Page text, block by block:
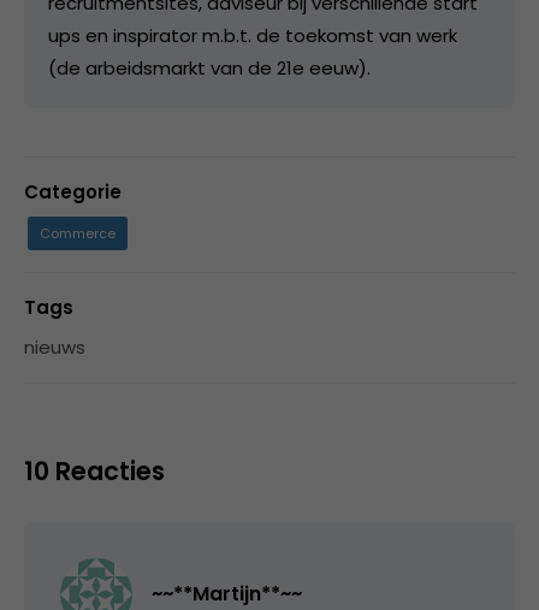
ups en inspirator m.b.t. de toekomst van werk
(de arbeidsmarkt van de 21e eeuw).
Categorie
Commerce
Tags
nieuws
10 Reacties
~~**Martijn**~~